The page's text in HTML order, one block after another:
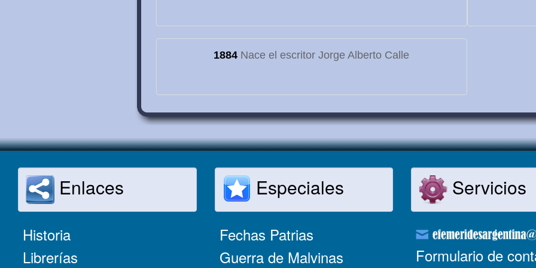
1884 Nace el escritor Jorge Alberto Calle
Enlaces
Historia
Librerías
Especiales
Fechas Patrias
Guerra de Malvinas
Servicios
Formulario de